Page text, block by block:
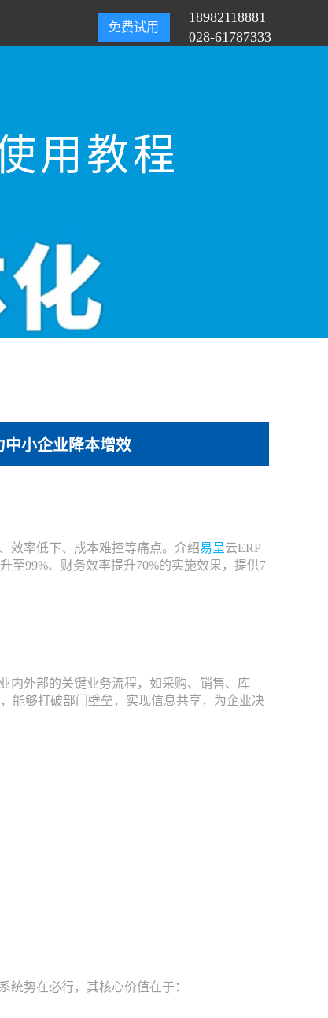
免费试用
18982118881
028-61787333
用教程
小企业降本增效
率低下、成本难控等痛点。介绍易呈云ERP
至99%、财务效率提升70%的实施效果，提供7
内外部的关键业务流程，如采购、销售、库
能够打破部门壁垒，实现信息共享，为企业决
势在必行，其核心价值在于：